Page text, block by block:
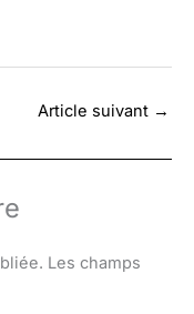
Article suivant →
Les champs